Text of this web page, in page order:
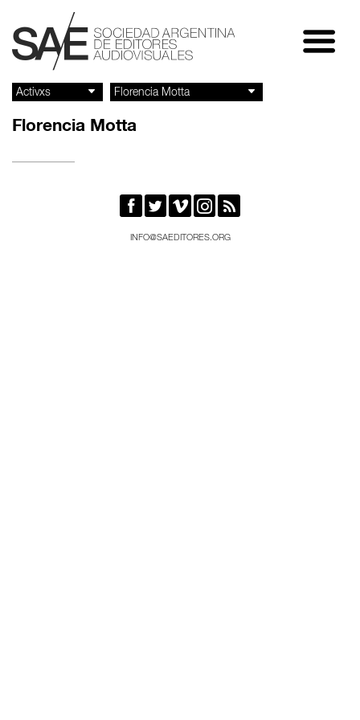
Florencia Motta
    
INFO@SAEDITORES.ORG